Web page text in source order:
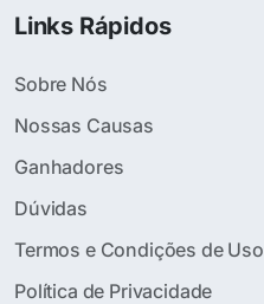
Links Rápidos
Sobre Nós
Nossas Causas
Ganhadores
Dúvidas
Termos e Condições de Uso
Política de Privacidade